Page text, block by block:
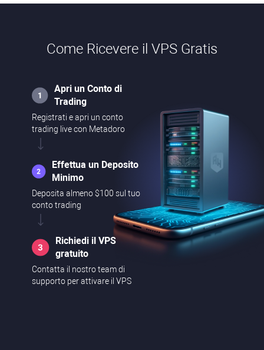
Come Ricevere il VPS Gratis
Apri un Conto di
Trading
Registrati e apri un conto
trading live con Metadoro
Effettua un Deposito
Minimo
Deposita almeno $100 sul tuo
conto trading
Richiedi il VPS
gratuito
Contatta il nostro team di
supporto per attivare il VPS